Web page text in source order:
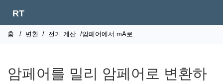
RT
홈 / 변환 / 전기 계산 /암페어에서 mA로
암페어를 밀리 암페어로 변환하